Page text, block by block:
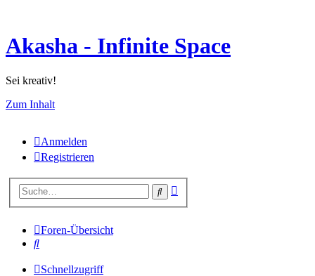
Akasha - Infinite Space
Sei kreativ!
Zum Inhalt
Anmelden
Registrieren
Suche
Foren-Übersicht
Suche
Schnellzugriff